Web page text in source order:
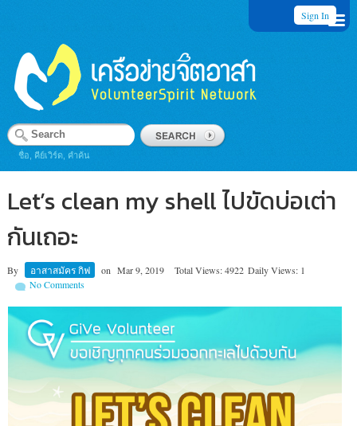
Sign In
ชื่อ, คีย์เวิร์ด, คำค้น
Let’s clean my shell ไปขัดบ่อเต่า
กันเถอะ
By อาสาสมัคร กิฟ on Mar 9, 2019 Total Views: 4922 Daily Views: 1
No Comments